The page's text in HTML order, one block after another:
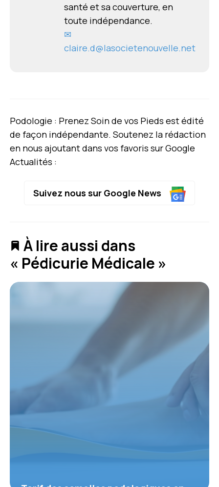
santé et sa couverture, en
toute indépendance.
✉
claire.d@lasocietenouvelle.net
Podologie : Prenez Soin de vos Pieds est édité
de façon indépendante. Soutenez la rédaction
en nous ajoutant dans vos favoris sur Google
Actualités :
Suivez nous sur Google News
À lire aussi dans
« Pédicurie Médicale »